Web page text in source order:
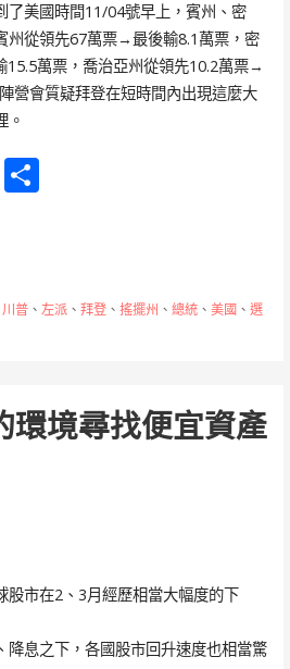
了美國時間11/04號早上，賓州、密
州從領先67萬票→最後輸8.1萬票，密
萬票，喬治亞州從領先10.2萬票→
營會質疑拜登在短時間內出現這麼大
。
分
川普、 左派、 拜登、 搖擺州 、 總統、 美國、 選
環境尋找便宜資產
股市在2、3月經歷相當大幅度的下
降息之下，各國股市回升速度也相當驚